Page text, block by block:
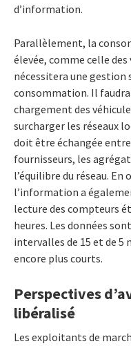
d’information.
Parallèlement, la
élevée, comme celle
nécessitera une
consommation. Il
chargement des
surcharger les réseaux
doit être échangée
fournisseurs, les
l’équilibre du réseau.
l’information a
lecture des compteurs
heures. Les données
intervalles de 15 et de 5
encore plus courts.
Perspectives
libéralisé
Les exploitants de